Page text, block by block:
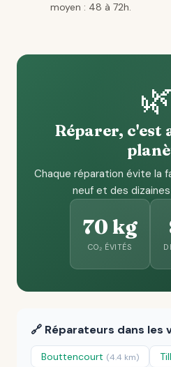
moyen : 48 à 72h.
🌿
Réparer, c'est
Chaque réparation évite la
neuf et des
70 kg
CO₂ ÉVITÉS
🔗 Réparateurs dans les
Bouttencourt (4.4 km)